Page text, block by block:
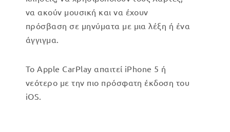
να ακούν μουσική και να έχουν
πρόσβαση σε μηνύματα με μια λέξη ή ένα
άγγιγμα.
Το Apple CarPlay απαιτεί iPhone 5 ή
νεότερο με την πιο πρόσφατη έκδοση του
iOS.